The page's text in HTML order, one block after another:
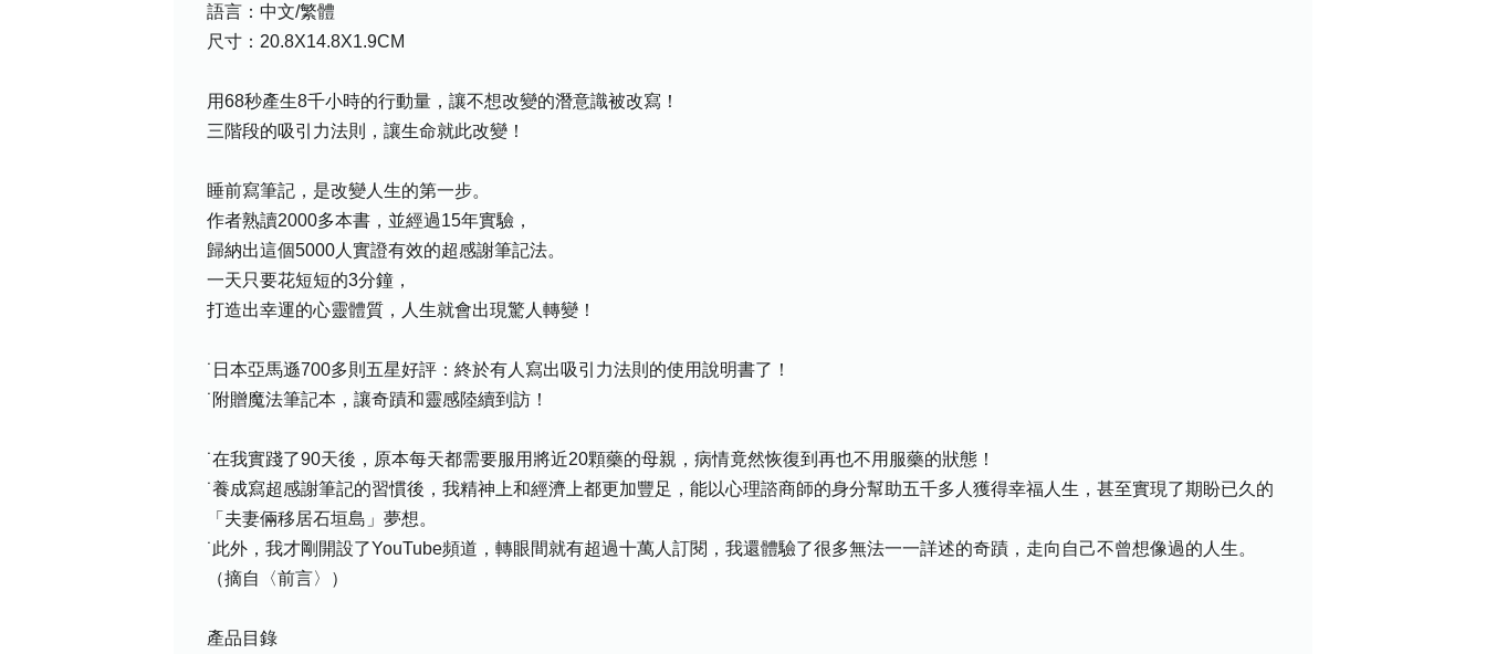
語言：中文/繁體
尺寸：20.8X14.8X1.9CM
用68秒產生8千小時的行動量，讓不想改變的潛意識被改寫！
三階段的吸引力法則，讓生命就此改變！
睡前寫筆記，是改變人生的第一步。
作者熟讀2000多本書，並經過15年實驗，
歸納出這個5000人實證有效的超感謝筆記法。
一天只要花短短的3分鐘，
打造出幸運的心靈體質，人生就會出現驚人轉變！
˙日本亞馬遜700多則五星好評：終於有人寫出吸引力法則的使用說明書了！
˙附贈魔法筆記本，讓奇蹟和靈感陸續到訪！
˙在我實踐了90天後，原本每天都需要服用將近20顆藥的母親，病情竟然恢復到再也不用服藥的狀態！
˙養成寫超感謝筆記的習慣後，我精神上和經濟上都更加豐足，能以心理諮商師的身分幫助五千多人獲得幸福人生，甚至實現了期盼已久的
「夫妻倆移居石垣島」夢想。
˙此外，我才剛開設了YouTube頻道，轉眼間就有超過十萬人訂閱，我還體驗了很多無法一一詳述的奇蹟，走向自己不曾想像過的人生。
（摘自〈前言〉）
產品目錄